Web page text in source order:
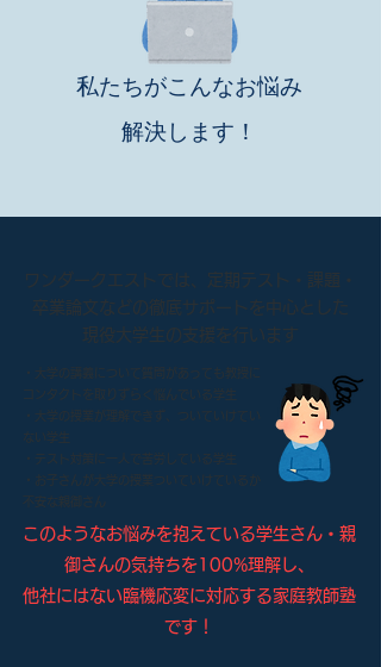
私たちがこんなお悩み
解決します！
ワンダークエストでは、定期テスト・課題・
卒業論文などの徹底サポートを中心とした
現役大学生の支援を行います
・大学の講義について質問があっても教授に
コンタクトを取りずらく悩んでいる学生
・大学の授業が理解できず、ついていけてい
ない学生
・テスト対策に一人で苦労している学生
​・お子さんが大学の授業ついていけているか
不安な親御さん
このようなお悩みを抱えている学生さん・親
御さんの気持ちを100%理解し、
他社にはない臨機応変に対応する家庭教師塾
です！